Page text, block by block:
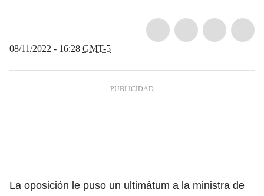
08/11/2022 - 16:28 GMT-5
La oposición le puso un ultimátum a la ministra de